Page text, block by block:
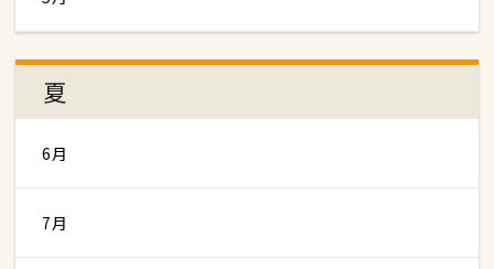
夏
6月
7月